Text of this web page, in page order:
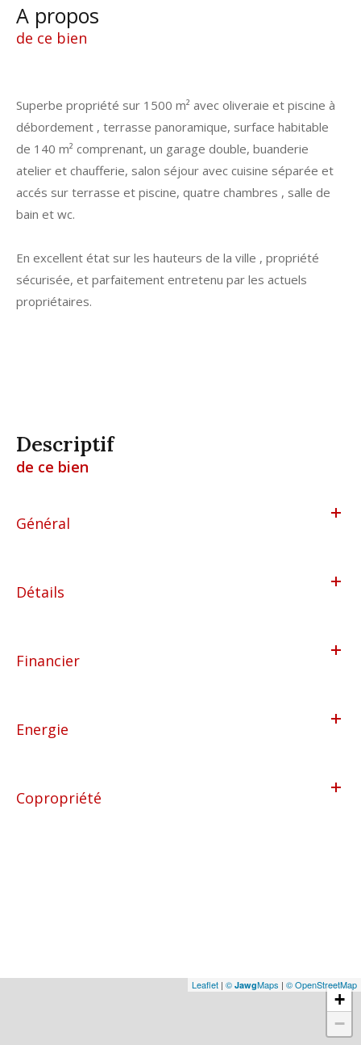
a propos
de ce bien
Superbe propriété sur 1500 m² avec oliveraie et piscine à
débordement , terrasse panoramique, surface habitable
de 140 m² comprenant, un garage double, buanderie
atelier et chaufferie, salon séjour avec cuisine séparée et
accés sur terrasse et piscine, quatre chambres , salle de
bain et wc.
En excellent état sur les hauteurs de la ville , propriété
sécurisée, et parfaitement entretenu par les actuels
propriétaires.
descriptif
de ce bien
Général
Détails
Financier
Energie
Copropriété
+
−
Leaflet | © JawgMaps | © OpenStreetMap